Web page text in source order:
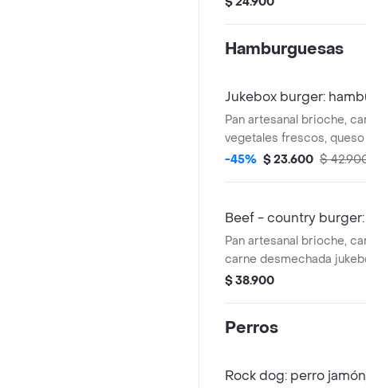
Hamburguesas
Jukebox burger:
Pan artesanal brioche,
vegetales frescos, queso
pepinillos agrios, panceta
-45% $ 23.600 $
Beef - country
Pan artesanal brioche,
carne desmechada
philadelphia, vegetales
$ 38.900
Perros
Rock dog: perro